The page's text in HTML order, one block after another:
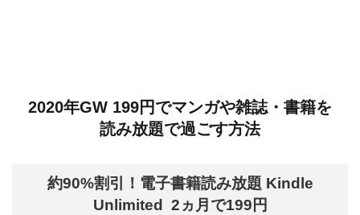
2020年GW 199円でマンガや雑誌・書籍を
読み放題で過ごす方法
約90%割引！電子書籍読み放題 Kindle
Unlimited 2ヵ月で199円